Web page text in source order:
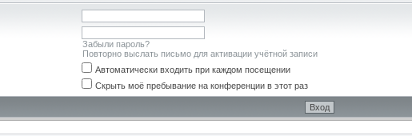
Забыли пароль?
Повторно выслать письмо для активации учётной записи
Автоматически входить при каждом посещении
Скрыть моё пребывание на конференции в этот раз